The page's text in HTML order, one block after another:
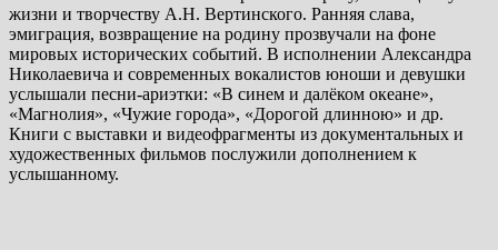
жизни и творчеству А.Н. Вертинского. Ранняя слава,
эмиграция, возвращение на родину прозвучали на фоне
мировых исторических событий. В исполнении Александра
Николаевича и современных вокалистов юноши и девушки
услышали песни-ариэтки: «В синем и далёком океане»,
«Магнолия», «Чужие города», «Дорогой длинною» и др.
Книги с выставки и видеофрагменты из документальных и
художественных фильмов послужили дополнением к
услышанному.